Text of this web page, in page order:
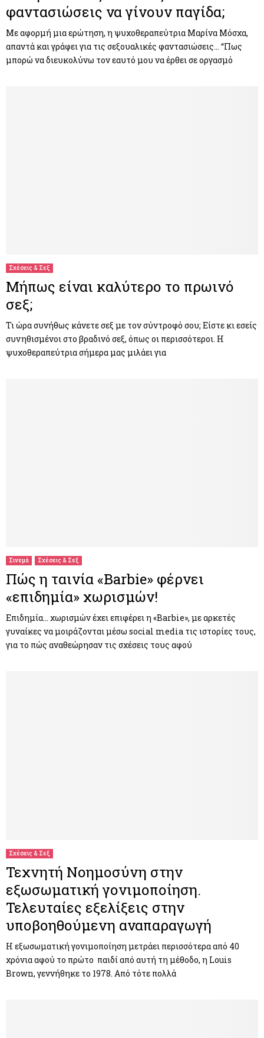
φαντασιώσεις να γίνουν παγίδα;
Με αφορμή μια ερώτηση, η ψυχοθεραπεύτρια Μαρίνα Μόσχα,
απαντά και γράφει για τις σεξουαλικές φαντασιώσεις… “Πως
μπορώ να διευκολύνω τον εαυτό μου να έρθει σε οργασμό
Σχέσεις & Σεξ
Μήπως είναι καλύτερο το πρωινό
σεξ;
Τι ώρα συνήθως κάνετε σεξ με τον σύντροφό σου; Είστε κι εσείς
συνηθισμένοι στο βραδινό σεξ, όπως οι περισσότεροι. Η
ψυχοθεραπεύτρια σήμερα μας μιλάει για
Σινεμά Σχέσεις & Σεξ
Πώς η ταινία «Barbie» φέρνει
«επιδημία» χωρισμών!
Επιδημία… χωρισμών έχει επιφέρει η «Barbie», με αρκετές
γυναίκες να μοιράζονται μέσω social media τις ιστορίες τους,
για το πώς αναθεώρησαν τις σχέσεις τους αφού
Σχέσεις & Σεξ
Τεχνητή Νοημοσύνη στην
εξωσωματική γονιμοποίηση.
Τελευταίες εξελίξεις στην
υποβοηθούμενη αναπαραγωγή
Η εξωσωματική γονιμοποίηση μετράει περισσότερα από 40
χρόνια αφού το πρώτο παιδί από αυτή τη μέθοδο, η Louis
Brown, γεννήθηκε το 1978. Από τότε πολλά